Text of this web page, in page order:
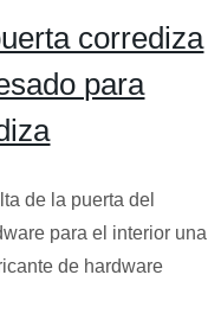
corrediza
para
de la puerta del
para el interior una
de hardware